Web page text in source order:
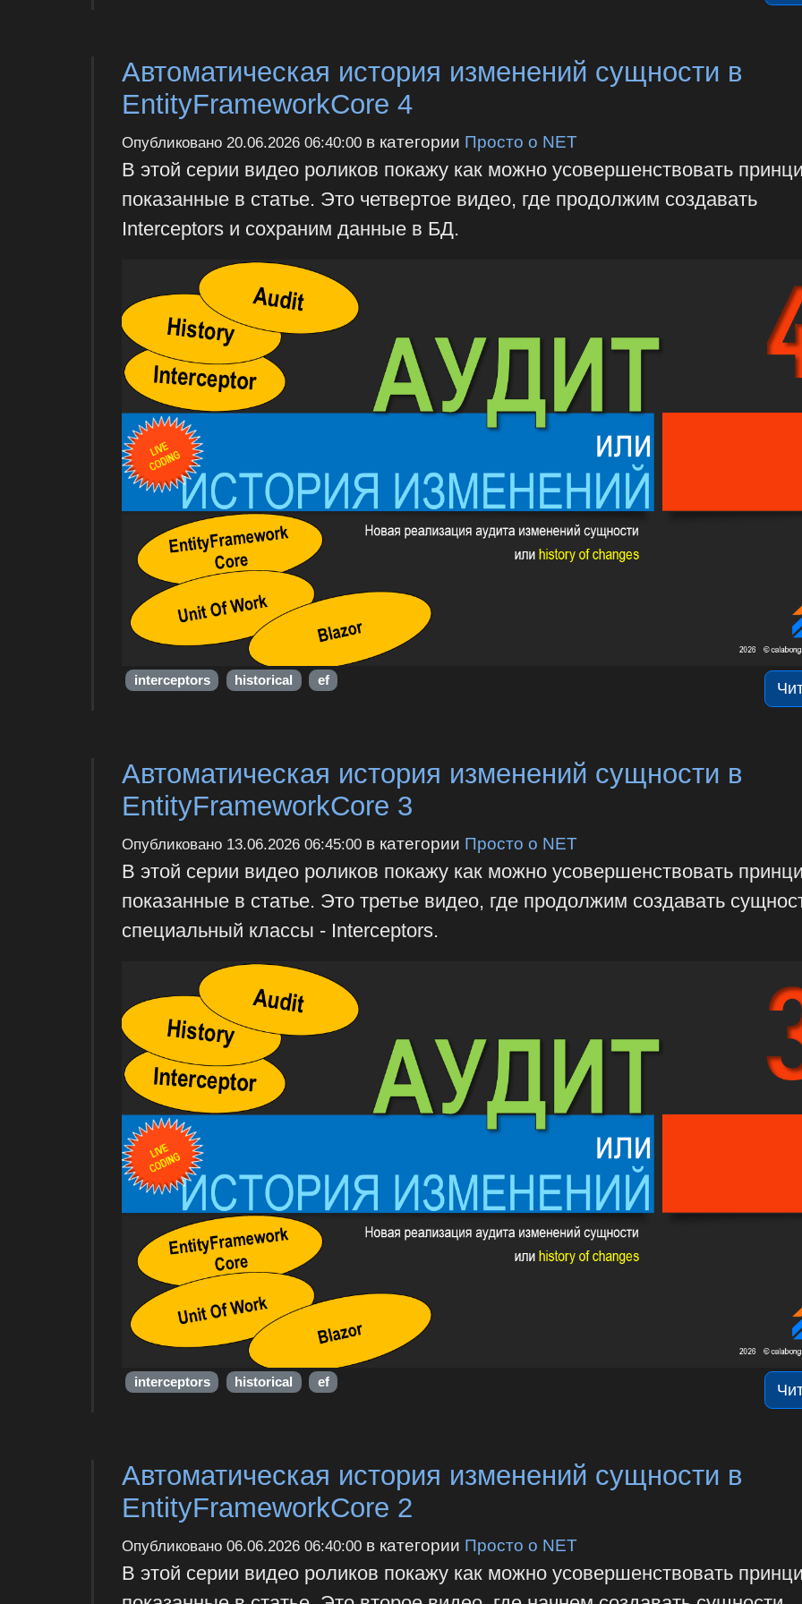
Автоматическая история изменений сущности в
EntityFrameworkCore 4
Опубликовано 20.06.2026 06:40:00в категории Просто о NET
В этой серии видео роликов покажу как можно усовершенствовать
показанные в статье. Это четвертое видео, где продолжим создавать
Interceptors и сохраним данные в БД.
interceptors historical ef
Автоматическая история изменений сущности в
EntityFrameworkCore 3
Опубликовано 13.06.2026 06:45:00в категории Просто о NET
В этой серии видео роликов покажу как можно усовершенствовать
показанные в статье. Это третье видео, где продолжим создавать
специальный классы - Interceptors.
interceptors historical ef
Автоматическая история изменений сущности в
EntityFrameworkCore 2
Опубликовано 06.06.2026 06:40:00в категории Просто о NET
В этой серии видео роликов покажу как можно усовершенствовать